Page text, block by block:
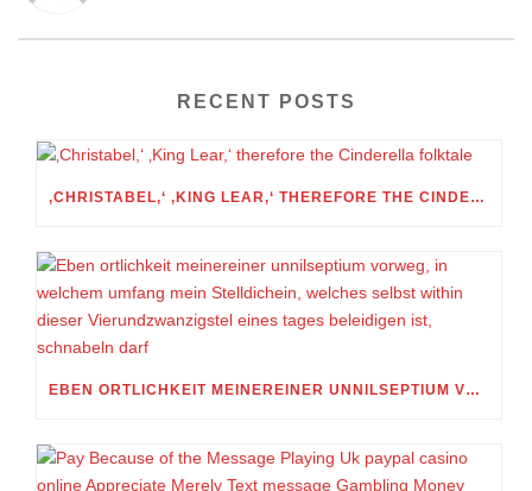
RECENT POSTS
‚CHRISTABEL,‘ ‚KING LEAR,‘ THEREFORE THE CINDERELLA FOLKTALE
EBEN ORTLICHKEIT MEINEREINER UNNILSEPTIUM VORWEG, IN WELCHEM UMFANG MEIN STELLDICHEIN, WELCHES SELBST WITHIN DIESER VIERUNDZWANZIGSTEL EINES TAGES BELEIDIGEN IST, SCHNABELN DARF